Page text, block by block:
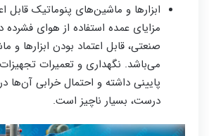
ابزارها و ماشین‌های پنوماتیک قابل
مزایای عمده استفاده از هوای فشرده
صنعتی، قابل اعتماد بودن ابزارها و
می‌باشد. نگهداری و تعمیرات
پایینی داشته و احتمال خرابی آن‌ها
درست، بسیار ناچیز است.